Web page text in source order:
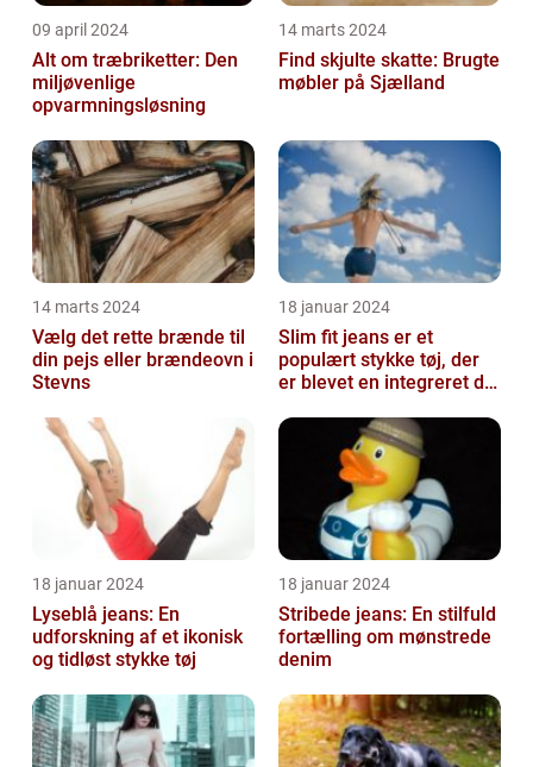
09 april 2024
Alt om træbriketter: Den
miljøvenlige
opvarmningsløsning
14 marts 2024
Find skjulte skatte: Brugte
møbler på Sjælland
14 marts 2024
Vælg det rette brænde til
din pejs eller brændeovn i
Stevns
18 januar 2024
Slim fit jeans er et
populært stykke tøj, der
er blevet en integreret del
garder...
18 januar 2024
Lyseblå jeans: En
udforskning af et ikonisk
og tidløst stykke tøj
18 januar 2024
Stribede jeans: En stilfuld
fortælling om mønstrede
denim